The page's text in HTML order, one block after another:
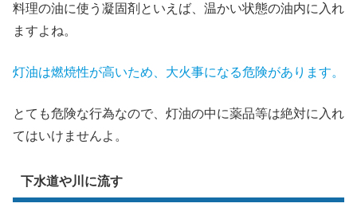
料理の油に使う凝固剤といえば、温かい状態の油内に入れ
ますよね。
灯油は燃焼性が高いため、大火事になる危険があります。
とても危険な行為なので、灯油の中に薬品等は絶対に入れ
てはいけませんよ。
下水道や川に流す